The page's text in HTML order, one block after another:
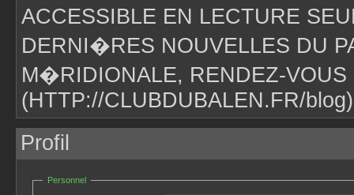
ACCESSIBLE EN LECTURE
DERNI�RES NOUVELLES DU
M�RIDIONALE, RENDEZ-
(HTTP://CLUBDUBALEN.FR/blog)
Profil
Personnel